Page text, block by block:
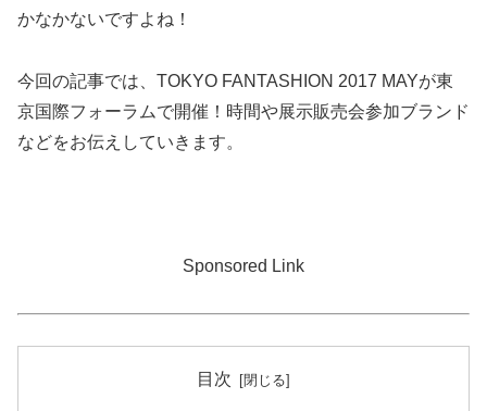
かなかないですよね！
今回の記事では、TOKYO FANTASHION 2017 MAYが東
京国際フォーラムで開催！時間や展示販売会参加ブランド
などをお伝えしていきます。
Sponsored Link
目次